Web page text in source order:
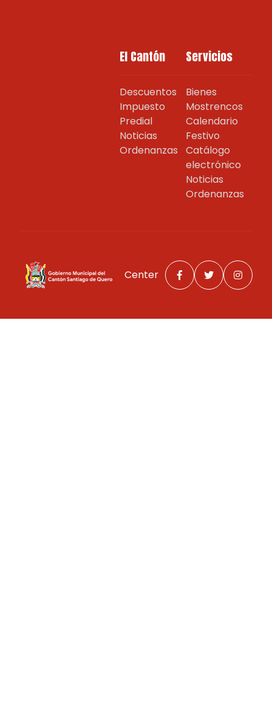
El Cantón
Descuentos
Impuesto
Predial
Noticias
Ordenanzas
Servicios
Bienes
Mostrencos
Calendario
Festivo
Catálogo
electrónico
Noticias
Ordenanzas
Center